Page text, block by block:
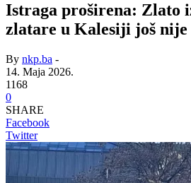
Istraga proširena: Zlato
zlatare u Kalesiji još nije
By nkp.ba -
14. Maja 2026.
1168
0
SHARE
Facebook
Twitter